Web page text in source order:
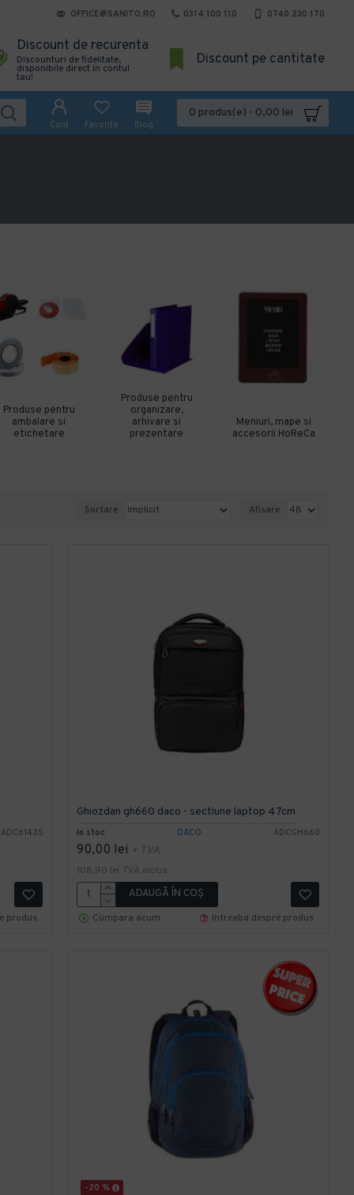
OFFICE@SANITO.RO 0314 100 110 0740 230 170
Discount de recurenta
Discounturi de fidelitate,
disponibile direct in contul
tau!
Discount pe cantitate
Cont Favorite Blog
0 produs(e) - 0,00 lei
Produse pentru
ambalare si
etichetare
Produse pentru
organizare,
arhivare si
prezentare
Meniuri, mape si
accesorii HoReCa
Sortare Afisare
ADC61435
produs
In stoc DACO ADCGH660
Ghiozdan gh660 daco - sectiune laptop 47cm
90,00 lei + TVA
108,90 lei TVA inclus
ADAUGĂ ÎN COŞ
Cumpara acum
Intreaba despre produs
-20 %